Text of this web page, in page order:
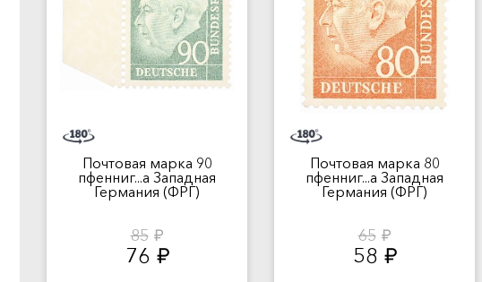
Почтовая марка 90
пфенниг...а Западная
Германия (ФРГ)
85 руб.
76 руб.
Почтовая марка 80
пфенниг...а Западная
Германия (ФРГ)
65 руб.
58 руб.